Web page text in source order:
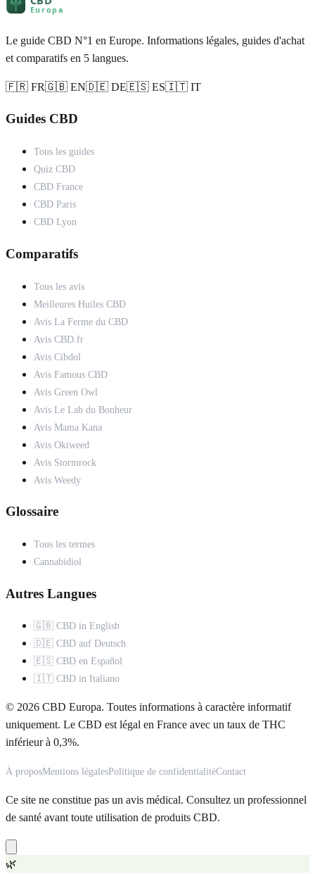
Le guide CBD N°1 en Europe. Informations légales, guides d'achat
et comparatifs en 5 langues.
🇫🇷 FR🇬🇧 EN🇩🇪 DE🇪🇸 ES🇮🇹 IT
Guides CBD
Tous les guides
Quiz CBD
CBD France
CBD Paris
CBD Lyon
Comparatifs
Tous les avis
Meilleures Huiles CBD
Avis La Ferme du CBD
Avis CBD.fr
Avis Cibdol
Avis Famous CBD
Avis Green Owl
Avis Le Lab du Bonheur
Avis Mama Kana
Avis Okiweed
Avis Stormrock
Avis Weedy
Glossaire
Tous les termes
Cannabidiol
Autres Langues
🇬🇧 CBD in English
🇩🇪 CBD auf Deutsch
🇪🇸 CBD en Español
🇮🇹 CBD in Italiano
© 2026 CBD Europa. Toutes informations à caractère informatif
uniquement. Le CBD est légal en France avec un taux de THC
inférieur à 0,3%.
À proposMentions légalesPolitique de confidentialitéContact
Ce site ne constitue pas un avis médical. Consultez un professionnel
de santé avant toute utilisation de produits CBD.
🌿